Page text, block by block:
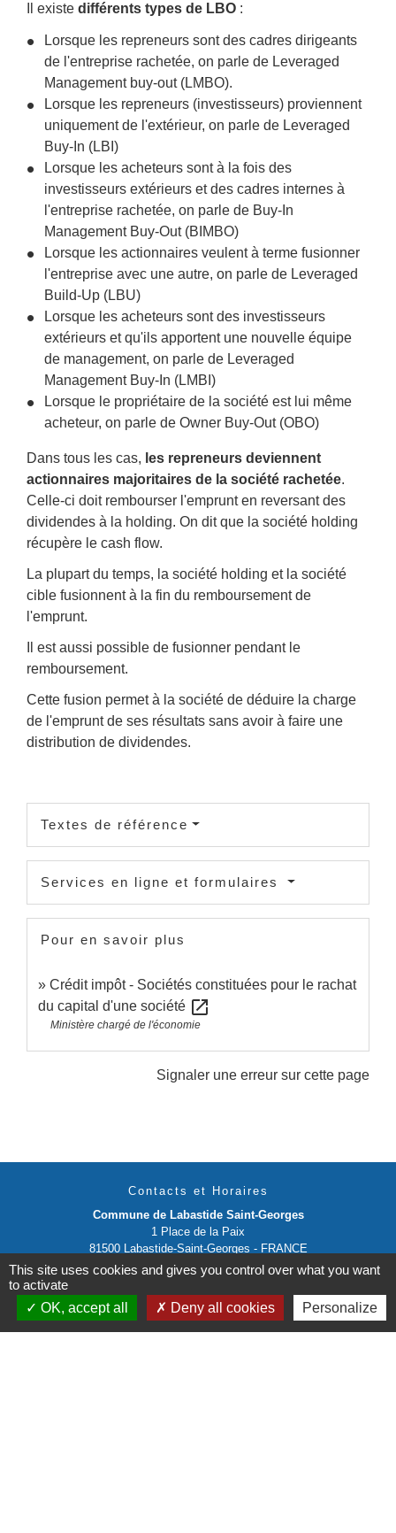
Il existe différents types de LBO :
Lorsque les repreneurs sont des cadres dirigeants
de l'entreprise rachetée, on parle de Leveraged
Management buy-out(LMBO).
Lorsque les repreneurs (investisseurs) proviennent
uniquement de l'extérieur, on parle de Leveraged
Buy-In (LBI)
Lorsque les acheteurs sont à la fois des
investisseurs extérieurs et des cadres internes à
l'entreprise rachetée, on parle de Buy-In
Management Buy-Out(BIMBO)
Lorsque les actionnaires veulent à terme fusionner
l'entreprise avec une autre, on parle de Leveraged
Build-Up (LBU)
Lorsque les acheteurs sont des investisseurs
extérieurs et qu'ils apportent une nouvelle équipe
de management, on parle de Leveraged
Management Buy-In (LMBI)
Lorsque le propriétaire de la société est lui même
acheteur, on parle de Owner Buy-Out(OBO)
Dans tous les cas, les repreneurs deviennent
actionnaires majoritaires de la société rachetée.
Celle-ci doit rembourser l'emprunt en reversant des
dividendes à la holding. On dit que la société holding
récupère le cash flow.
La plupart du temps, la société holding et la société
cible fusionnent à la fin du remboursement de
l'emprunt.
Il est aussi possible de fusionner pendant le
remboursement.
Cette fusion permet à la société de déduire la charge
de l'emprunt de ses résultats sans avoir à faire une
distribution de dividendes.
Textes de référence
Services en ligne et formulaires
Pour en savoir plus
Crédit impôt - Sociétés constituées pour le rachat
du capital d'une société open_in_new
Ministère chargé de l'économie
Signaler une erreur sur cette page
Contacts et Horaires
Commune de Labastide Saint-Georges
1 Place de la Paix
81500 Labastide-Saint-Georges - FRANCE
+33 5 63 58 06 13
This site uses cookies and gives you control over what you want
to activate
OK, accept all
Deny all cookies Personalize